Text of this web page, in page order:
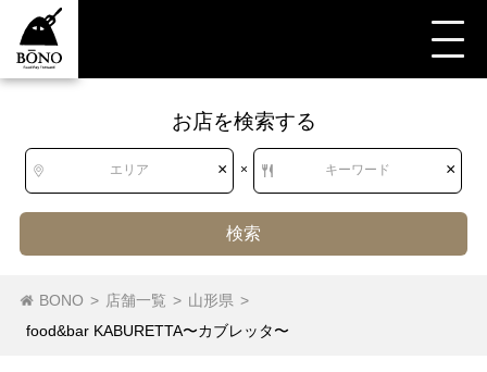
お店を検索する
エリア × × キーワード ×
検索
BONO > 店舗一覧 > 山形県 >
food&bar KABURETTA〜カブレッタ〜